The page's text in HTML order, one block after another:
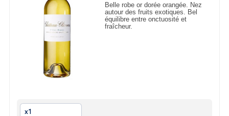
Belle robe or dorée orangée. Nez
autour des fruits exotiques. Bel
équilibre entre onctuosité et
fraîcheur.
x1